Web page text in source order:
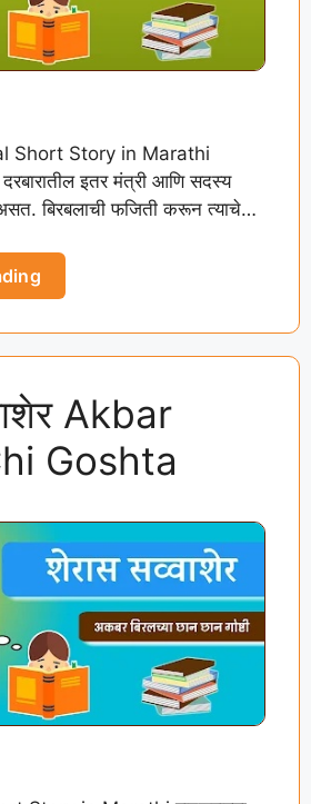
Short Story in Marathi
दरबारातील इतर मंत्री आणि सदस्य
असत. बिरबलाची फजिती करून त्याचे
Akbar
Goshta